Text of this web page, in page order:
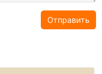
Отправить